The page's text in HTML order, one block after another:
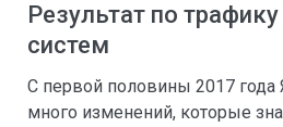
Результат по
систем
С первой половины 2017 года
много изменений, которые